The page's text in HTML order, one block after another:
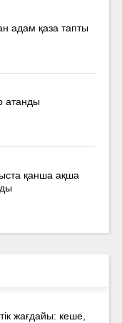
адам қаза тапты
атанды
қанша ақша
жағдайы: кеше,